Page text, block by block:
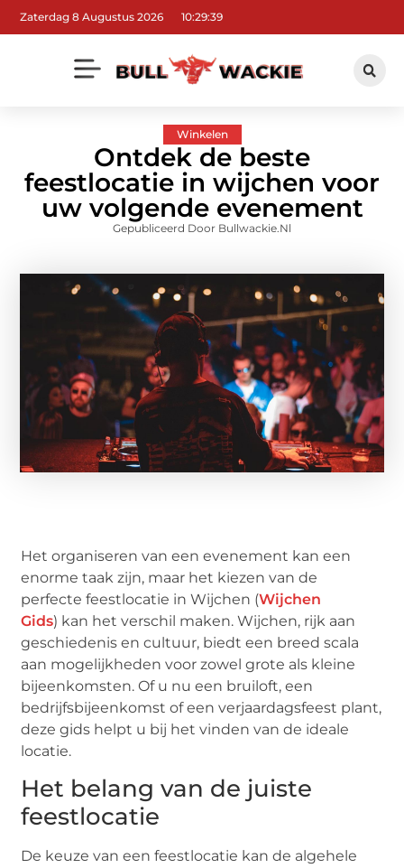
Zaterdag 8 Augustus 2026 10:29:40
Winkelen
Ontdek de beste
feestlocatie in wijchen voor
uw volgende evenement
Gepubliceerd Door Bullwackie.nl
Het organiseren van een evenement kan een
enorme taak zijn, maar het kiezen van de
perfecte feestlocatie in Wijchen (Wijchen
Gids) kan het verschil maken. Wijchen, rijk aan
geschiedenis en cultuur, biedt een breed scala
aan mogelijkheden voor zowel grote als kleine
bijeenkomsten. Of u nu een bruiloft, een
bedrijfsbijeenkomst of een verjaardagsfeest plant,
deze gids helpt u bij het vinden van de ideale
locatie.
Het belang van de juiste
feestlocatie
De keuze van een feestlocatie kan de algehele